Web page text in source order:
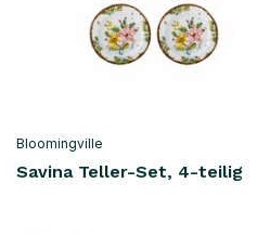
Bloomingville
Savina Teller-Set, 4-teilig